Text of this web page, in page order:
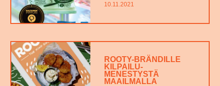
10.11.2021
ROOTY-BRÄNDILLE
KILPAILU-
MENESTYSTÄ
MAAILMALLA